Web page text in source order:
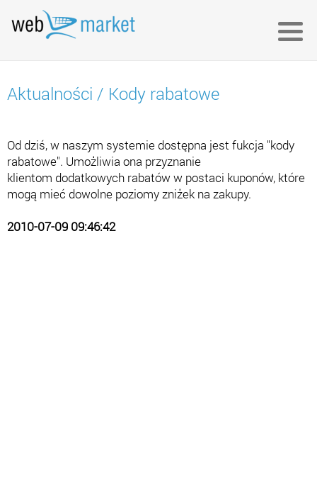
Aktualności / Kody rabatowe
Od dziś, w naszym systemie dostępna jest fukcja "kody
rabatowe". Umożliwia ona przyznanie
klientom dodatkowych rabatów w postaci kuponów, które
mogą mieć dowolne poziomy zniżek na zakupy.
2010-07-09 09:46:42